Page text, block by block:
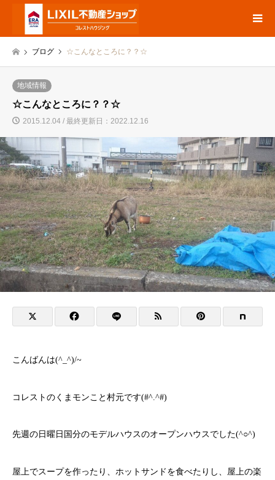
ブログ ☆こんなところに？？☆
地域情報
☆こんなところに？？☆
2015.12.04 / 最終更新日：2022.12.16
こんばんは(^_^)/~
コレストのくまモンこと村元です(#^.^#)
先週の日曜日国分のモデルハウスのオープンハウスでした(^○^)
屋上でスープを作ったり、ホットサンドを食べたりし、屋上の楽